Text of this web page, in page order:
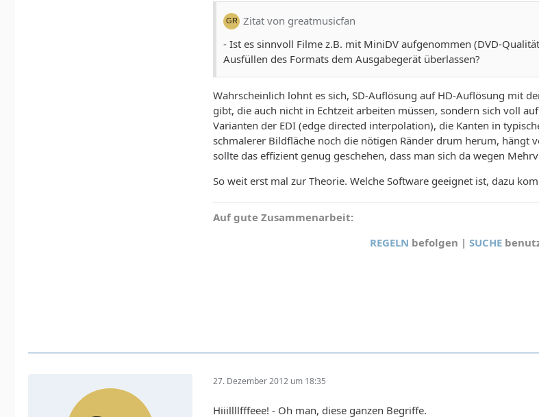
Zitat von greatmusicfan
- Ist es sinnvoll Filme z.B. mit MiniDV aufgenommen (DVD-
Ausfüllen des Formats dem Ausgabegerät überlassen?
Wahrscheinlich lohnt es sich, SD-Auflösung auf HD-Auflösung mit
gibt, die auch nicht in Echtzeit arbeiten müssen, sondern sich voll
Varianten der EDI (edge directed interpolation), die Kanten in
schmalerer Bildfläche noch die nötigen Ränder drum herum, hängt
sollte das effizient genug geschehen, dass man sich da wegen
So weit erst mal zur Theorie. Welche Software geeignet ist, dazu
Auf gute Zusammenarbeit:
REGELN befolgen | SUCHE
27. Dezember 2012 um 18:35
Hiiillllfffeee! - Oh man, diese ganzen Begriffe.